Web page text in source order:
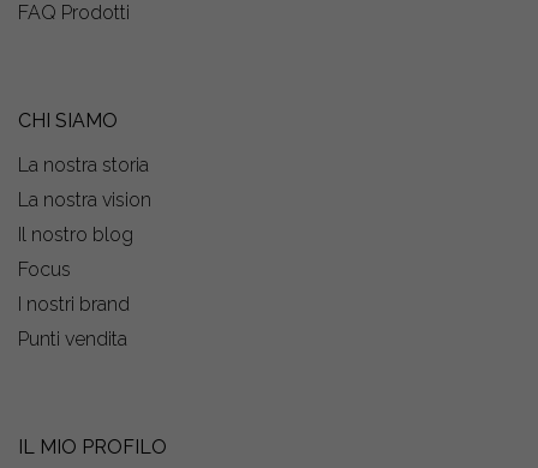
FAQ Prodotti
CHI SIAMO
La nostra storia
La nostra vision
Il nostro blog
Focus
I nostri brand
Punti vendita
IL MIO PROFILO